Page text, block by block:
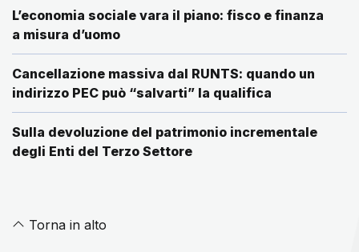
L’economia sociale vara il piano: fisco e finanza
a misura d’uomo
Cancellazione massiva dal RUNTS: quando un
indirizzo PEC può “salvarti” la qualifica
Sulla devoluzione del patrimonio incrementale
degli Enti del Terzo Settore
Torna in alto